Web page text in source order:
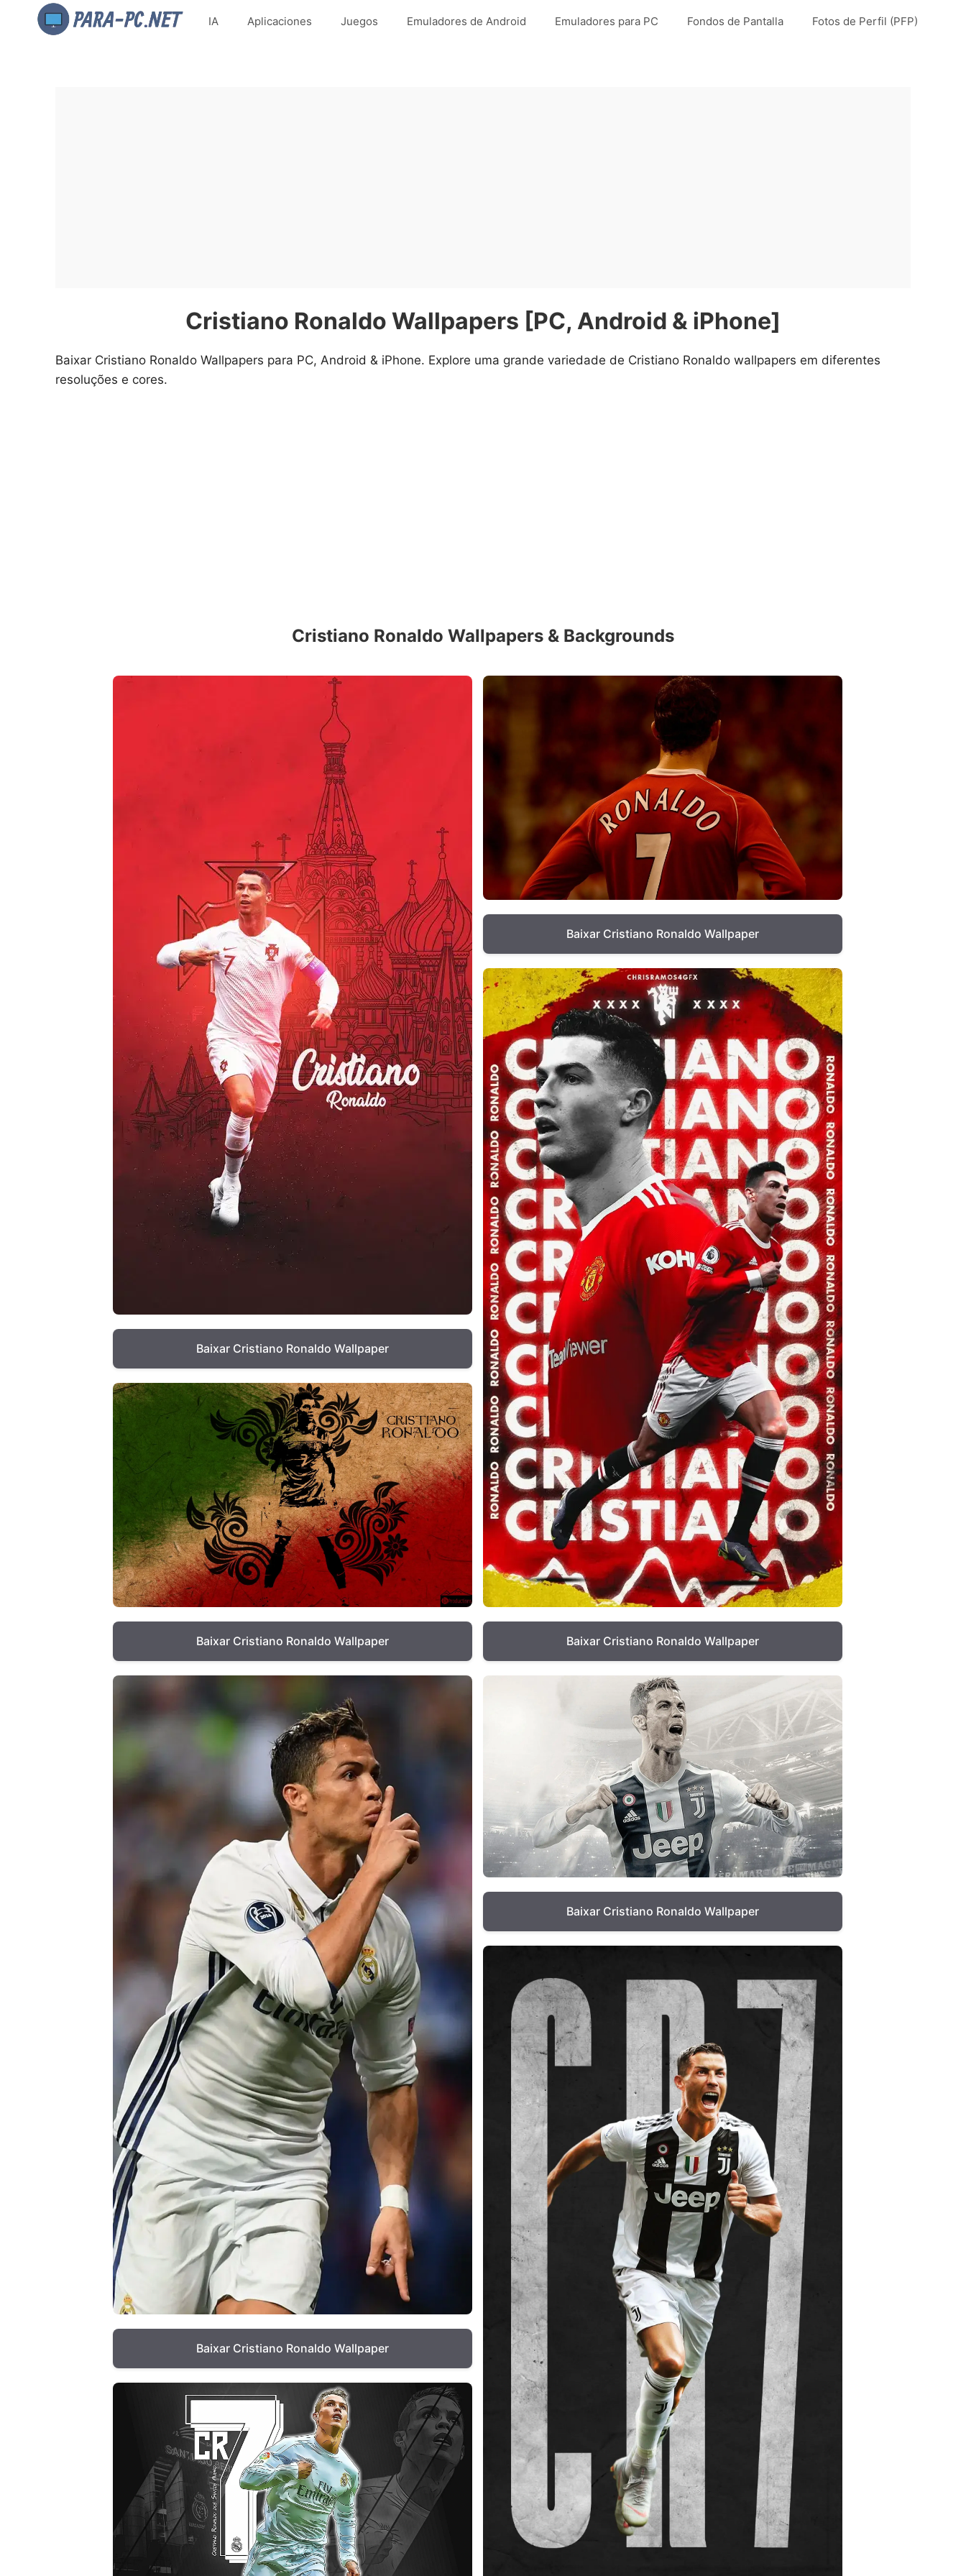
IA Aplicaciones Juegos Emuladores de Android Emuladores para PC Fondos de Pantalla Fotos de Perfil (PFP)
Cristiano Ronaldo Wallpapers [PC, Android & iPhone]
Baixar Cristiano Ronaldo Wallpapers para PC, Android & iPhone. Explore uma grande variedade de Cristiano Ronaldo wallpapers em diferentes
resoluções e cores.
Cristiano Ronaldo Wallpapers & Backgrounds
Baixar Cristiano Ronaldo Wallpaper
Baixar Cristiano Ronaldo Wallpaper
Baixar Cristiano Ronaldo Wallpaper
Baixar Cristiano Ronaldo Wallpaper
Baixar Cristiano Ronaldo Wallpaper
Baixar Cristiano Ronaldo Wallpaper